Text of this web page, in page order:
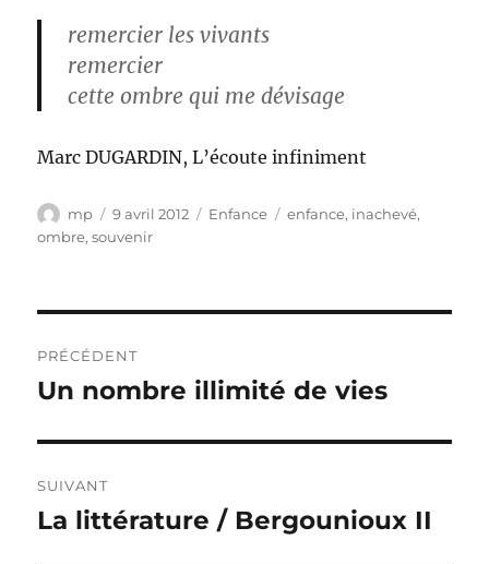
remercier les vivants
remercier
cette ombre qui me dévisage
Marc DUGARDIN, L’écoute infiniment
Auteur
mp
Publié
le
9 avril 2012 Catégories
Enfance Étiquettes
enfance, inachevé,
ombre,souvenir
de
PRÉCÉDENT
Publication
Un nombre illimité de vies
SUIVANT
Publication
La littérature / Bergounioux II